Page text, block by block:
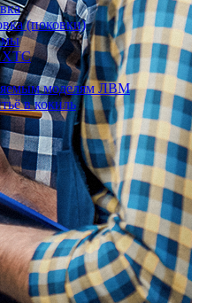
(поковки)
ХТС
моделям ЛВМ
в кокиль